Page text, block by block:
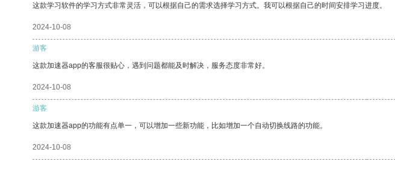
这款学习软件的学习方式非常灵活，可以根据自己的需求选择学习方式。我可以根据自己的时间安排学习进度。
2024-10-08
游客
这款加速器app的客服很贴心，遇到问题都能及时解决，服务态度非常好。
2024-10-08
游客
这款加速器app的功能有点单一，可以增加一些新功能，比如增加一个自动切换线路的功能。
2024-10-08